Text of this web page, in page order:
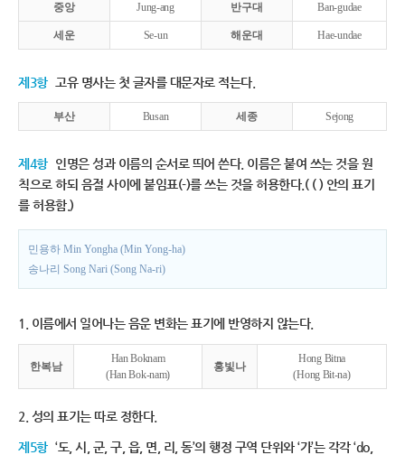
중앙 Jung-ang 반구대 Ban-gudae
세운 Se-un 해운대 Hae-undae
제3항 고유 명사는 첫 글자를 대문자로 적는다.
부산 Busan 세종 Sejong
제4항 인명은 성과 이름의 순서로 띄어 쓴다. 이름은 붙여 쓰는 것을 원
칙으로 하되 음절 사이에 붙임표(-)를 쓰는 것을 허용한다.( ( ) 안의 표기
를 허용함.)
민용하 Min Yongha (Min Yong-ha)
송나리 Song Nari (Song Na-ri)
1. 이름에서 일어나는 음운 변화는 표기에 반영하지 않는다.
한복남
Han Boknam
(Han Bok-nam)
홍빛나
Hong Bitna
(Hong Bit-na)
2. 성의 표기는 따로 정한다.
제5항 ‘도, 시, 군, 구, 읍, 면, 리, 동’의 행정 구역 단위와 ‘가’는 각각 ‘do,